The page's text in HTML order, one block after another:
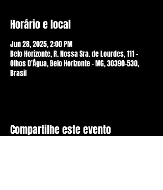
Horário e local
Jun 28, 2025, 2:00 PM
Belo Horizonte, R. Nossa Sra. de Lourdes, 111 -
Olhos D'Água, Belo Horizonte - MG, 30390-530,
Brasil
Compartilhe este evento